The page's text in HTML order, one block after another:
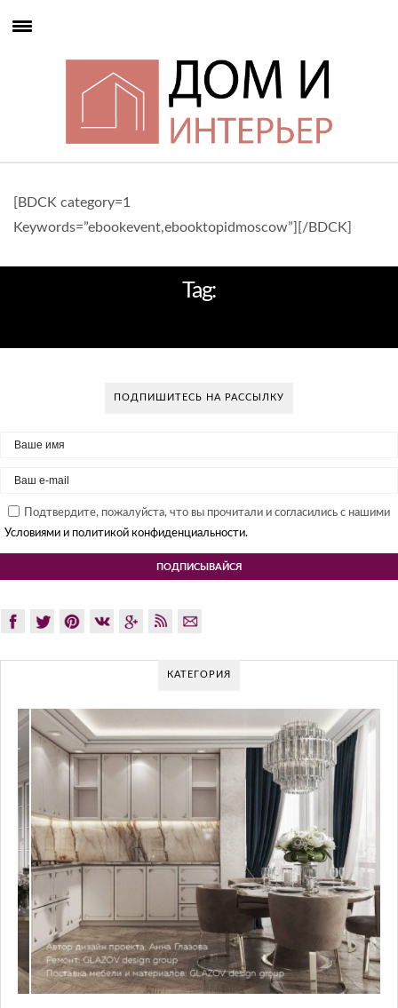
[BDCK category=1
Keywords=”ebookevent,ebooktopidmoscow”][/BDCK]
Tag:
ПОДПИШИТЕСЬ НА РАССЫЛКУ
Подтвердите, пожалуйста, что вы прочитали и согласились с нашими
Условиями и политикой конфиденциальности.
КАТЕГОРИЯ